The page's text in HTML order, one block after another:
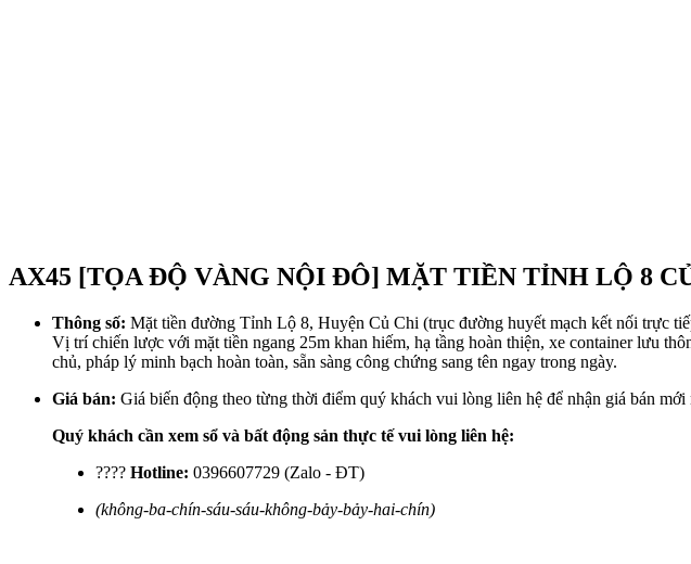
AX45 [TỌA ĐỘ VÀNG NỘI ĐÔ] MẶT TIỀN TỈNH LỘ 8
Thông số: Mặt tiền đường Tỉnh Lộ 8, Huyện Củ Chi (trục đường huyết mạch kết nối trực
Vị trí chiến lược với mặt tiền ngang 25m khan hiếm, hạ tầng hoàn thiện, xe container lưu
chủ, pháp lý minh bạch hoàn toàn, sẵn sàng công chứng sang tên ngay trong ngày.
Giá bán: Giá biến động theo từng thời điểm quý khách vui lòng liên hệ để nhận giá bán
Quý khách cần xem sổ và bất động sản thực tế vui lòng liên hệ:
???? Hotline: 0396607729 (Zalo - ĐT)
(không-ba-chín-sáu-sáu-không-bảy-bảy-hai-chín)